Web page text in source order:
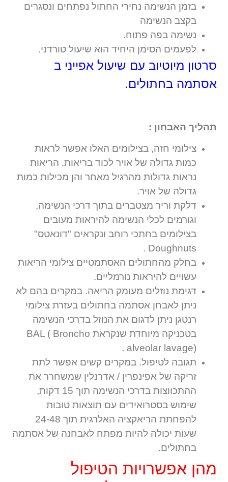
בזמן הנשימה נחירי החתול נפתחים ונסגרים
בקצב הנשימה
נשימה בפה פתוח.
לפעמים הסימן היחיד הוא שיעול טורדני.
סרטון מיוטיוב עם שיעול אפייני ב
אסתמה בחתולים.
תהליך האבחון :
צילומי חזה, בצילומים האלו אפשר לראות
כמות גדולה של אויר לכוד בריאות. הריאות
נראות גדולות מהרגיל מאחר והן מכילות כמות
גדולה של אויר.
דלקת וריר מצטברים בתוך דרכי הנשימה,
וגורמים לכלי הנשימה להיראות מעובים
בצילומים בחתכי רוחב ונקראים "דונאטס"
Doughnuts .
בחלק מהחתולים האסתמטיים צילומי הריאות
עשויים להיראות נורמליים.
דגימת נוזלים מעומק הריאה. במקרים בהם לא
ניתן לאבחן אסתמה בחתולים בעזרת צילומי
רנטגן ניתן לדגום את הנוזל בדרכי הנשימה
בטכניקה מיוחדת שנקראת BAL ( Broncho
alveolar lavage) .
תגובה לטיפול. במקרים קשים אפשר לתת
זריקה של אפינפרין / אדרנלין שמשחרר את
ההתכווצות בדרכי הנשימה תוך 15 דקות,
שימוש בסטרואידים עם תוצאות טובות
להפחתת הריאקציה האלרגית תוך 24-48
שעות יכולה להיות מפתח לאבחנה של אסתמה
בחתולים.
מהן אפשרויות הטיפול